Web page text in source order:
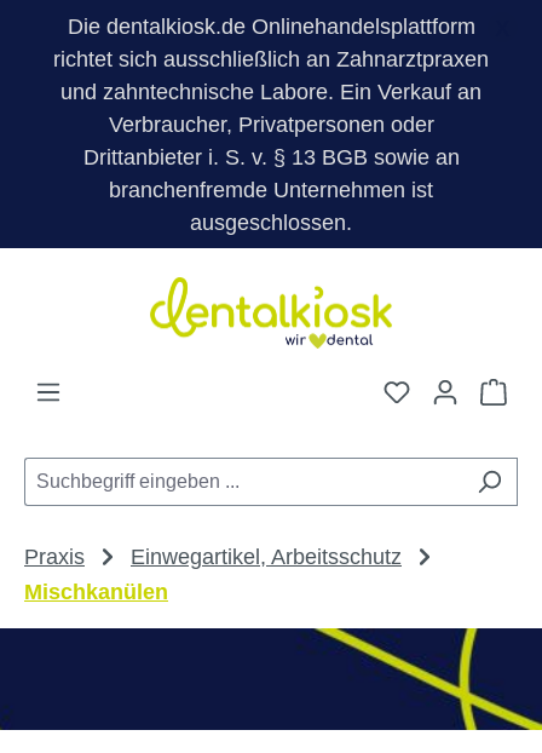
Die dentalkiosk.de Onlinehandelsplattform
richtet sich ausschließlich an Zahnarztpraxen
und zahntechnische Labore. Ein Verkauf an
Verbraucher, Privatpersonen oder
Drittanbieter i. S. v. § 13 BGB sowie an
branchenfremde Unternehmen ist
ausgeschlossen.
Zum Hauptinhalt springen
Du hast 0
Praxis
Einwegartikel, Arbeitsschutz
Mischkanülen